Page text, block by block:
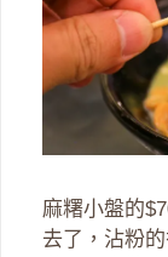
麻糬小盤的
去了，沾粉